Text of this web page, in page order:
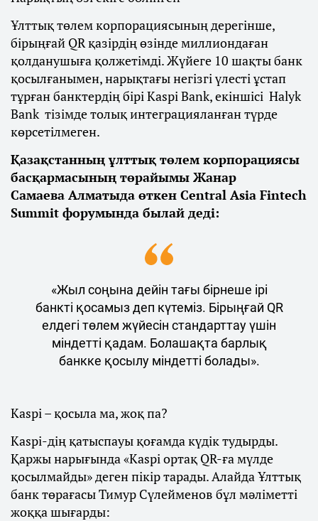
Ұлттық төлем корпорациясының дерегінше,
бірыңғай QR қазірдің өзінде миллиондаған
қолданушыға қолжетімді. Жүйеге 10 шақты банк
қосылғанымен, нарықтағы негізгі үлесті ұстап
тұрған банктердің бірі Kaspi Bank, екіншісі Halyk
Bank тізімде толық интеграцияланған түрде
көрсетілмеген.
Қазақстанның ұлттық төлем корпорациясы
басқармасының төрайымы Жанар
Самаева Алматыда өткен Central Asia Fintech
Summit форумында былай деді:
«Жыл соңына дейін тағы бірнеше ірі
банкті қосамыз деп күтеміз. Бірыңғай QR
елдегі төлем жүйесін стандарттау үшін
міндетті қадам. Болашақта барлық
банкке қосылу міндетті болады».
Kaspi – қосыла ма, жоқ па?
Kaspi-дің қатыспауы қоғамда күдік тудырды.
Қаржы нарығында «Kaspi ортақ QR-ға мүлде
қосылмайды» деген пікір тарады. Алайда Ұлттық
банк төрағасы Тимур Сүлейменов бұл мәліметті
жоққа шығарды: